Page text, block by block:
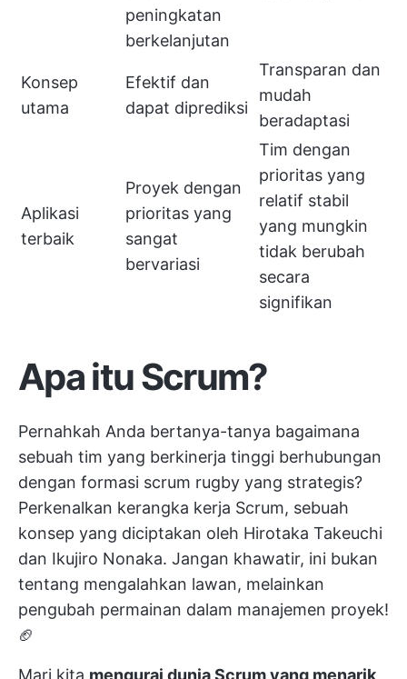
peningkatan
berkelanjutan
Konsep
utama
Efektif dan
dapat diprediksi
Transparan dan
mudah
beradaptasi
Aplikasi
terbaik
Proyek dengan
prioritas yang
sangat
bervariasi
Tim dengan
prioritas yang
relatif stabil
yang mungkin
tidak berubah
secara
signifikan
Apa itu Scrum?
Pernahkah Anda bertanya-tanya bagaimana
sebuah tim yang berkinerja tinggi berhubungan
dengan formasi scrum rugby yang strategis?
Perkenalkan kerangka kerja Scrum, sebuah
konsep yang diciptakan oleh Hirotaka Takeuchi
dan Ikujiro Nonaka. Jangan khawatir, ini bukan
tentang mengalahkan lawan, melainkan
pengubah permainan dalam manajemen proyek!
🏈
Mari kita mengurai dunia Scrum yang menarik